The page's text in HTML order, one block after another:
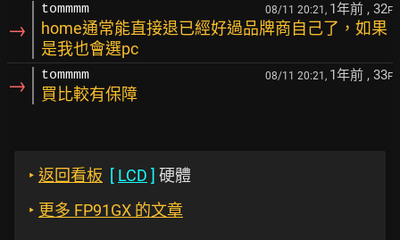
→
tommmm 08/11 20:21, 1年前 , 32F
home通常能直接退已經好過品牌商自己了，如果
是我也會選pc
→ tommmm 08/11 20:21, 1年前 , 33F
買比較有保障
‣ 返回看板 [ LCD ] 硬體
‣ 更多 FP91GX 的文章